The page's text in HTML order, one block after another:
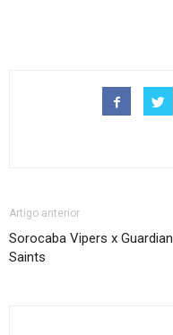
Artigo anterior
Sorocaba Vipers x Guardian
Saints